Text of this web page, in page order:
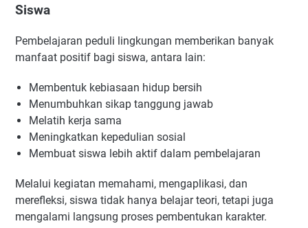
Siswa
Pembelajaran peduli lingkungan memberikan banyak
manfaat positif bagi siswa, antara lain:
Membentuk kebiasaan hidup bersih
Menumbuhkan sikap tanggung jawab
Melatih kerja sama
Meningkatkan kepedulian sosial
Membuat siswa lebih aktif dalam pembelajaran
Melalui kegiatan memahami, mengaplikasi, dan
merefleksi, siswa tidak hanya belajar teori, tetapi juga
mengalami langsung proses pembentukan karakter.